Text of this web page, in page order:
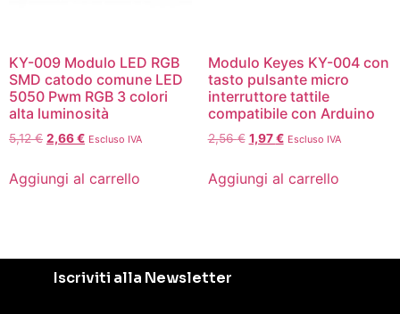
KY-009 Modulo LED RGB
SMD catodo comune LED
5050 Pwm RGB 3 colori
alta luminosità
5,12€ 2,66€ Escluso IVA
Aggiungi al carrello
Modulo Keyes KY-004 con
tasto pulsante micro
interruttore tattile
compatibile con Arduino
2,56€ 1,97€ Escluso IVA
Aggiungi al carrello
Iscriviti alla Newsletter